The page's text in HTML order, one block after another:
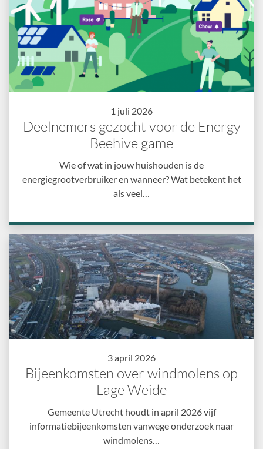
1 juli 2026
Deelnemers gezocht voor de Energy
Beehive game
Wie of wat in jouw huishouden is de
energiegrootverbruiker en wanneer? Wat betekent het
als veel…
3 april 2026
Bijeenkomsten over windmolens op
Lage Weide
Gemeente Utrecht houdt in april 2026 vijf
informatiebijeenkomsten vanwege onderzoek naar
windmolens…